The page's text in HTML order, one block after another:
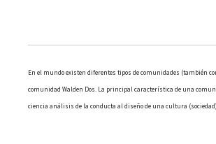
En el mundo existen diferentes tipos de comunidades (también
comunidad Walden Dos. La principal característica de una
ciencia análisis de la conducta al diseño de una cultura